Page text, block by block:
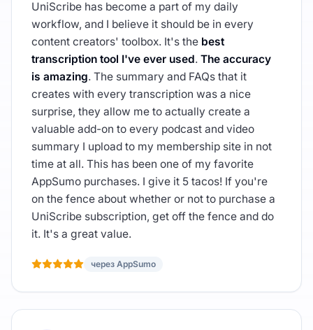
UniScribe has become a part of my daily
workflow, and I believe it should be in every
content creators' toolbox. It's the best
transcription tool I've ever used. The accuracy
is amazing. The summary and FAQs that it
creates with every transcription was a nice
surprise, they allow me to actually create a
valuable add-on to every podcast and video
summary I upload to my membership site in not
time at all. This has been one of my favorite
AppSumo purchases. I give it 5 tacos! If you're
on the fence about whether or not to purchase a
UniScribe subscription, get off the fence and do
it. It's a great value.
через AppSumo